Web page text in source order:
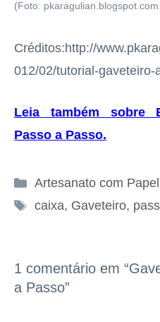
(Foto:
Créditos:http://
012/02/tutorial-gaveteiro-
Leia também sobre
Passo a Passo.
Categorias
Artesanato com Papel
Tags
caixa, Gaveteiro,
1 comentário em
a Passo”